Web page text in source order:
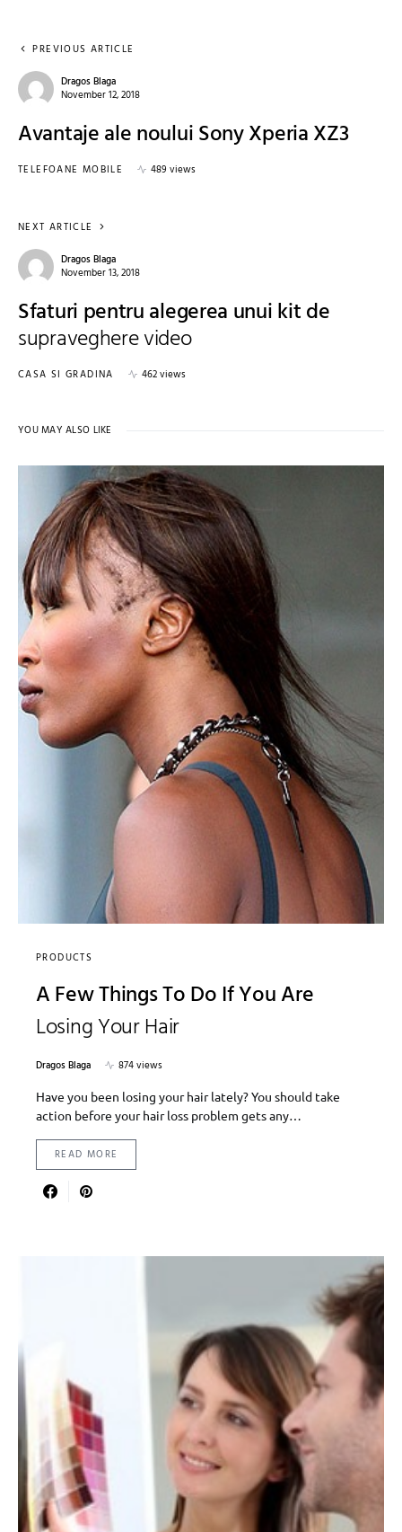
PREVIOUS ARTICLE
Dragos Blaga
November 12, 2018
Avantaje ale noului Sony Xperia XZ3
TELEFOANE MOBILE 489 views
NEXT ARTICLE
Dragos Blaga
November 13, 2018
Sfaturi pentru alegerea unui kit de
supraveghere video
CASA SI GRADINA 462 views
YOU MAY ALSO LIKE
PRODUCTS
A Few Things To Do If You Are
Losing Your Hair
Dragos Blaga
874 views
Have you been losing your hair lately? You should take
action before your hair loss problem gets any…
READ MORE